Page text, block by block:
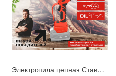
Электропила цепная Ставр SCS 18BL-15 (9060100030)